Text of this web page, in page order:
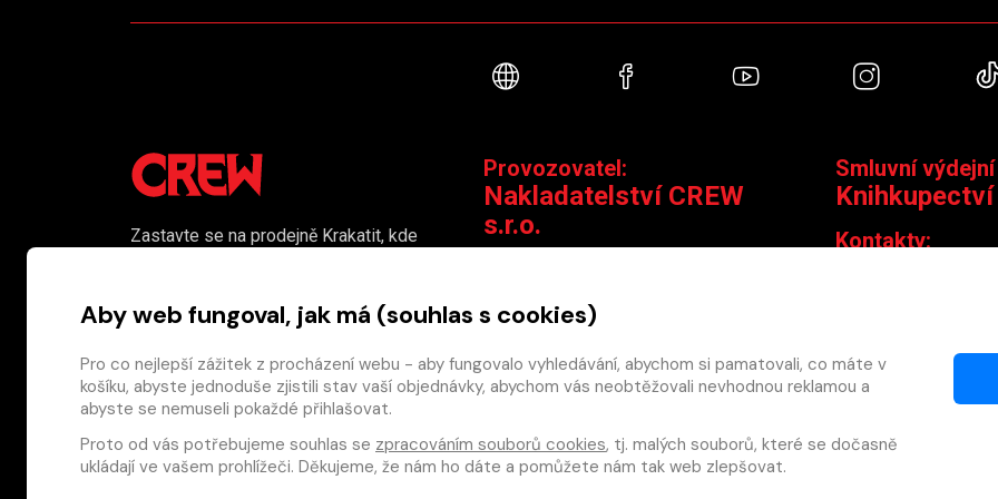
Webové stránkyFacebookYouTube
Zastavte se na prodejně Krakatit, kde
komiksu.
Prodejna je i naším smluvním výdejním
místem pro osobní odběr objednaného
zboží.
Nakladatelství CREW s.r.o. © 2026
Provozovatel:
Nakladatelství CREW
s.r.o.
Čáslavská 15/1793, 130 00 Praha 3
+420 603 580 756
Smluvní
Kontakty:
Otevírací doba:
9:30–18:30
SO
Aby web fungoval, jak má (souhlas s cookies)
Pro co nejlepší zážitek z procházení webu - aby fungovalo vyhledávání, abychom si pamatovali, co máte v
košíku, abyste jednoduše zjistili stav vaší objednávky, abychom vás neobtěžovali nevhodnou reklamou a
abyste se nemuseli pokaždé přihlašovat.
Proto od vás potřebujeme souhlas se zpracováním souborů cookies, tj. malých souborů, které se dočasně
ukládají ve vašem prohlížeči. Děkujeme, že nám ho dáte a pomůžete nám tak web zlepšovat.